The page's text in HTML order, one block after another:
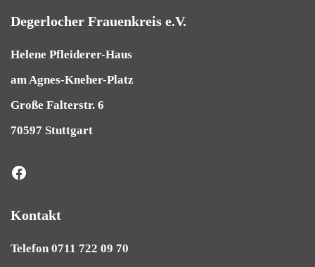
Degerlocher Frauenkreis e.V.
Helene Pfleiderer-Haus
am Agnes-Kneher-Platz
Große Falterstr. 6
70597 Stuttgart
Kontakt
Telefon 0711 722 09 70